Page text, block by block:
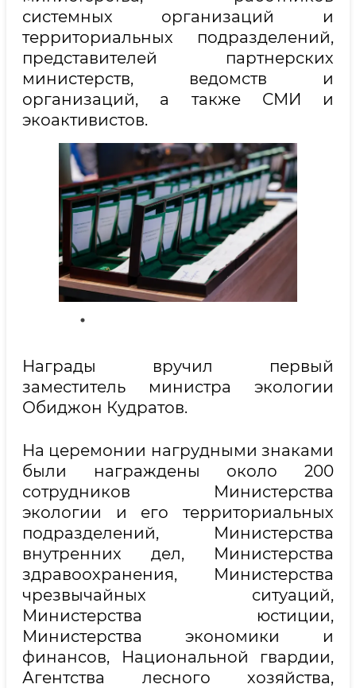
системных организаций и
территориальных подразделений,
представителей партнерских
министерств, ведомств и
организаций, а также СМИ и
экоактивистов.
Награды вручил первый
заместитель министра экологии
Обиджон Кудратов.
На церемонии нагрудными знаками
были награждены около 200
сотрудников Министерства
экологии и его территориальных
подразделений, Министерства
внутренних дел, Министерства
здравоохранения, Министерства
чрезвычайных ситуаций,
Министерства юстиции,
Министерства экономики и
финансов, Национальной гвардии,
Агентства лесного хозяйства,